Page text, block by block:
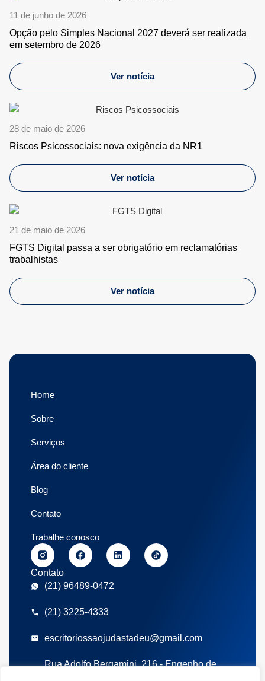
11 de junho de 2026
Opção pelo Simples Nacional 2027 deverá ser realizada
em setembro de 2026
Ver notícia
28 de maio de 2026
Riscos Psicossociais: nova exigência da NR1
Ver notícia
21 de maio de 2026
FGTS Digital passa a ser obrigatório em reclamatórias
trabalhistas
Ver notícia
Home
Sobre
Serviços
Área do cliente
Blog
Contato
Trabalhe conosco
Contato
(21) 96489-0472
(21) 3225-4333
escritoriossaojudastadeu@gmail.com
Rua Adolfo Bergamini, 216 - Engenho de